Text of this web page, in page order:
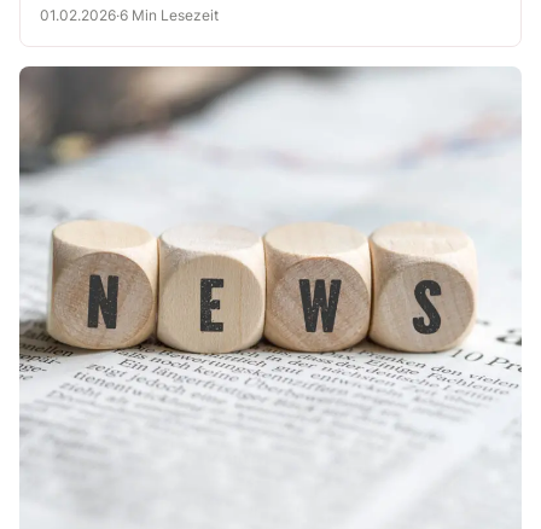
Sicherheitsrisiko wird.
01.02.2026·6 Min Lesezeit